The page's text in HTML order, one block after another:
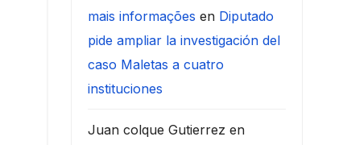
mais informações en Diputado
pide ampliar la investigación del
caso Maletas a cuatro
instituciones
Juan colque Gutierrez en